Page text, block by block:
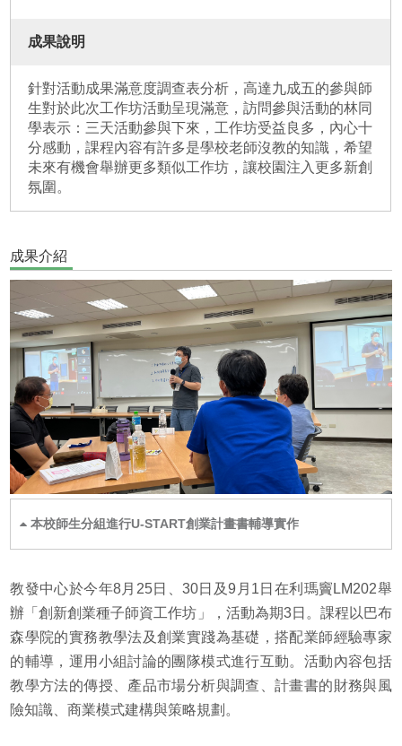
成果說明
針對活動成果滿意度調查表分析，高達九成五的參與師
生對於此次工作坊活動呈現滿意，訪問參與活動的林同
學表示：三天活動參與下來，工作坊受益良多，內心十
分感動，課程內容有許多是學校老師沒教的知識，希望
未來有機會舉辦更多類似工作坊，讓校園注入更多新創
氛圍。
成果介紹
本校師生分組進行U-START創業計畫書輔導實作
教發中心於今年8月25日、30日及9月1日在利瑪竇LM202舉
辦「創新創業種子師資工作坊」，活動為期3日。課程以巴布
森學院的實務教學法及創業實踐為基礎，搭配業師經驗專家
的輔導，運用小組討論的團隊模式進行互動。活動內容包括
教學方法的傳授、產品市場分析與調查、計畫書的財務與風
險知識、商業模式建構與策略規劃。